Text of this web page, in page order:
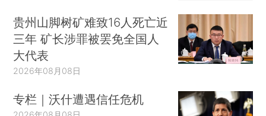
贵州山脚树矿难致16人死亡近
三年 矿长涉罪被罢免全国人
大代表
2026年08月08日
专栏｜沃什遭遇信任危机